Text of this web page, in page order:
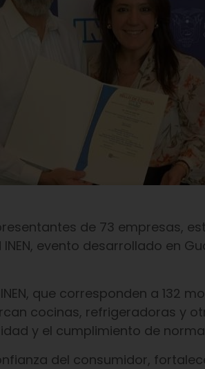
de 73 empresas,
evento desarrollado en
que corresponden a 132
cocinas, refrigeradoras y
y el cumplimiento de
del consumidor,